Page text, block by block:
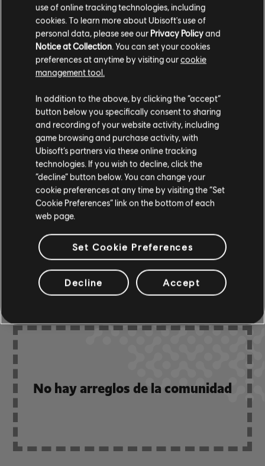
ARREGLOS
VERIFICADOS
Instrumento / Tipo de arr. Verificado
Tabla de acordes
Tabla de bajo
ARREGLOS DE LA
COMUNIDAD
No hay arreglos de la comunidad
use of online tracking technologies, including
cookies. To learn more about Ubisoft's use of
personal data, please see our Privacy Policyand
Notice at Collection. You can set your cookies
preferences at anytime by visiting ourcookie
management tool.
In addition to the above, by clicking the “accept”
button below you specifically consent to sharing
and recording of your website activity, including
game browsing and purchase activity, with
Ubisoft’s partners via these online tracking
technologies. If you wish to decline, click the
“decline” button below. You can change your
cookie preferences at any time by visiting the “Set
Cookie Preferences” link on the bottom of each
web page.
Set Cookie Preferences
Decline Accept